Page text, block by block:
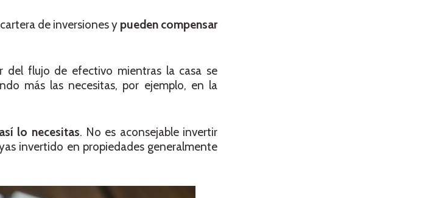
de inversiones y pueden compensar
del flujo de efectivo mientras la casa se
más las necesitas, por ejemplo, en la
lo necesitas. No es aconsejable invertir
invertido en propiedades generalmente